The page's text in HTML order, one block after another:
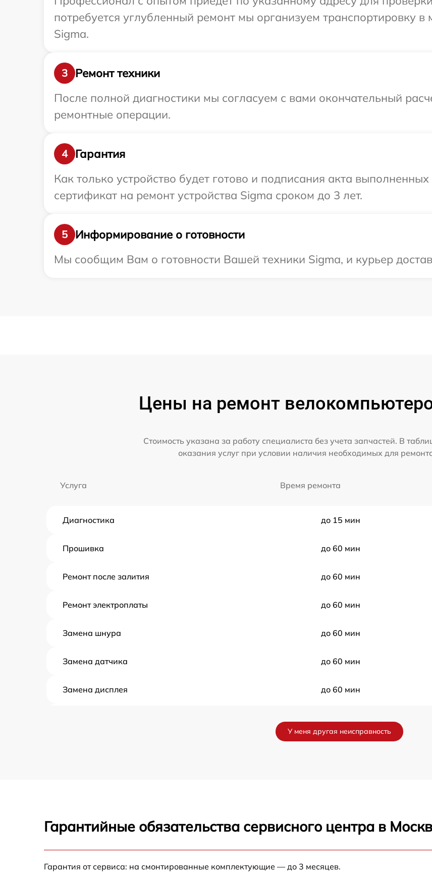
потребуется углубленный ремонт мы организуем транспортировку в
Sigma.
3
Ремонт техники
После полной диагностики мы согласуем с вами окончательный
ремонтные операции.
4
Гарантия
Как только устройство будет готово и подписания акта
сертификат на ремонт устройства Sigma сроком до 3 лет.
5
Информирование о готовности
Мы сообщим Вам о готовности Вашей техники Sigma, и курьер
Цены на ремонт
Стоимость указана за работу специалиста без учета запчастей. В
оказания услуг при условии наличия необходимых для
Услуга Время ремонта
Диагностика до 15 мин
Прошивка до 60 мин
Ремонт после залития до 60 мин
Ремонт электроплаты до 60 мин
Замена шнура до 60 мин
Замена датчика до 60 мин
Замена дисплея до 60 мин
Не включается до 60 мин
У меня другая неисправность
Гарантийные обязательства сервисного центра в
Гарантия от сервиса: на смонтированные комплектующие — до 3 месяцев.